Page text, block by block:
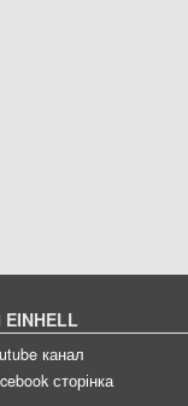
EINHELL
канал
сторінка